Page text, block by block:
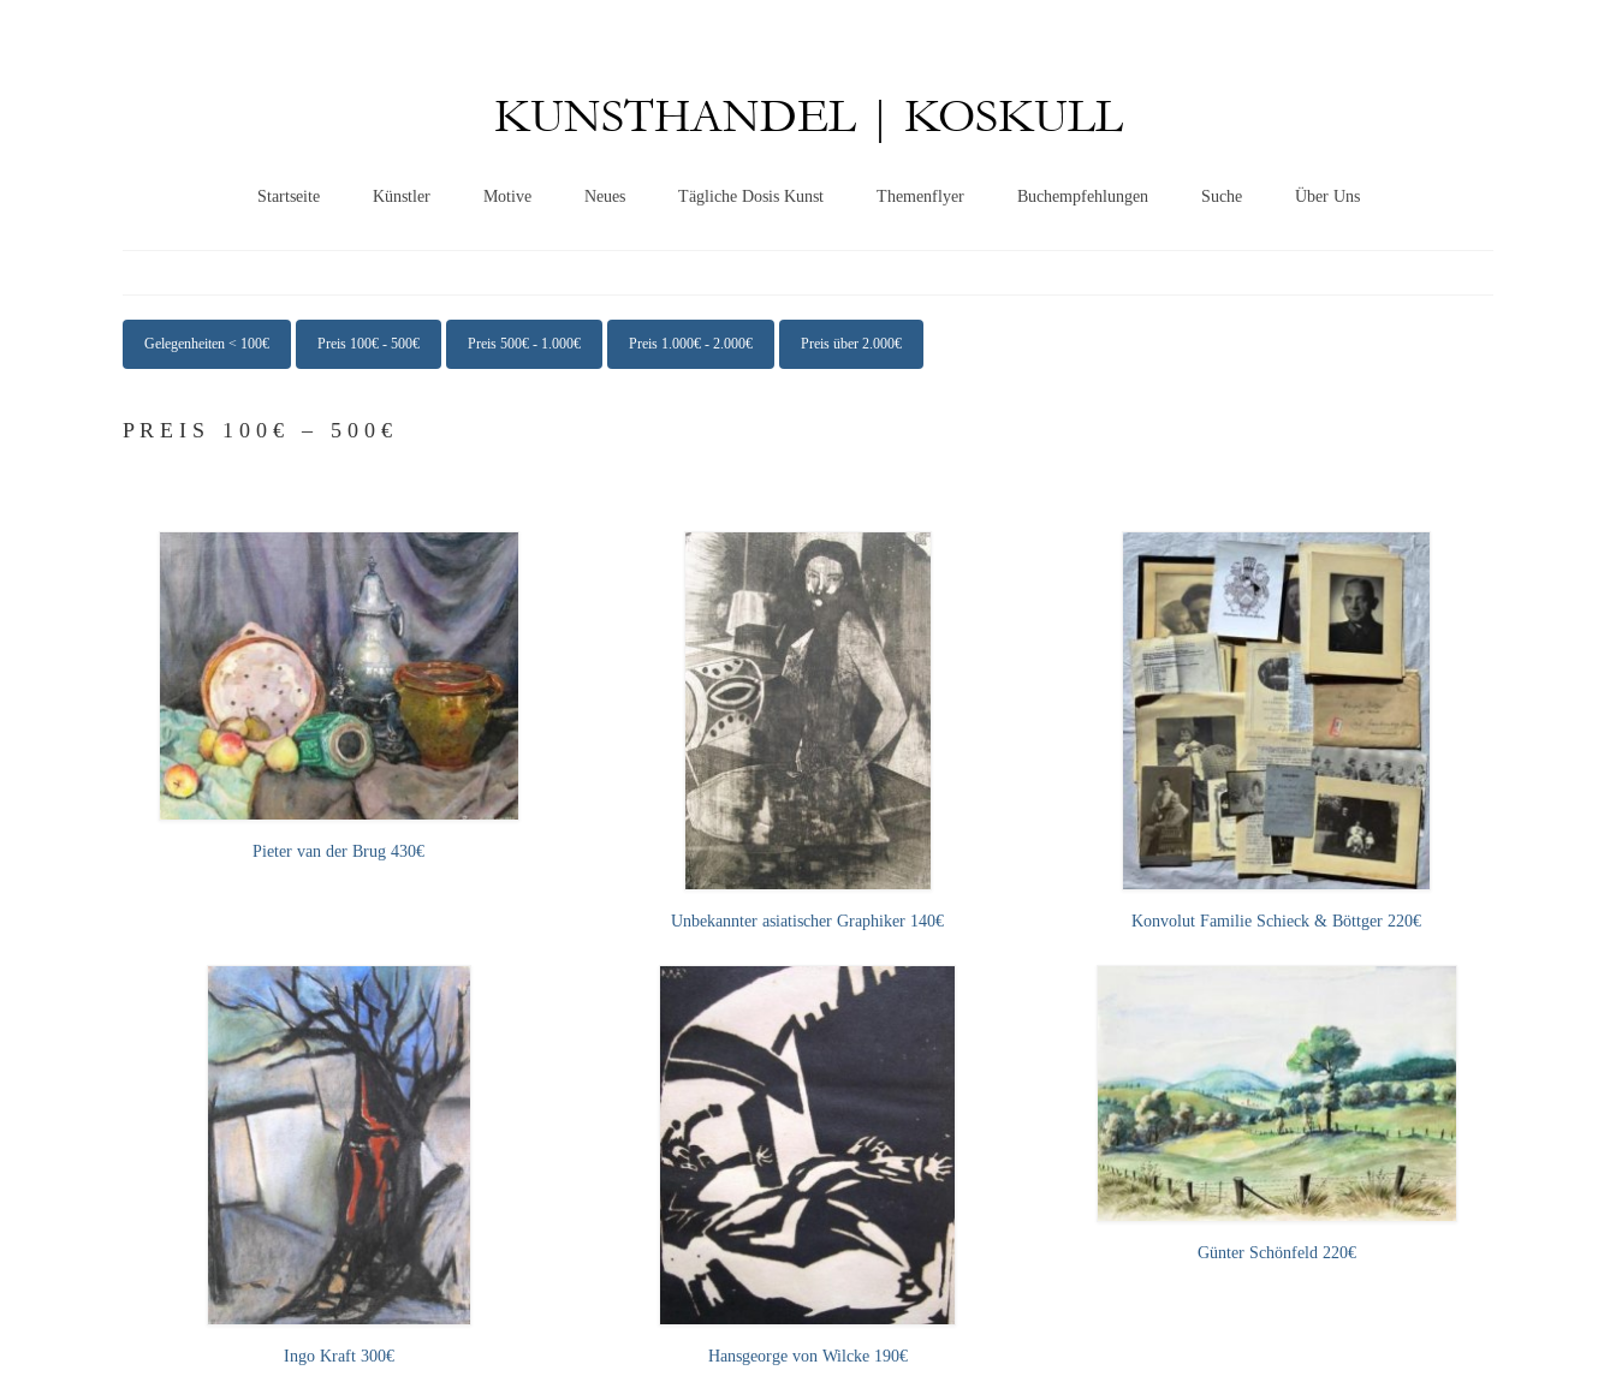
KUNSTHANDEL | KOSKULL
Startseite Künstler Motive Neues Tägliche Dosis Kunst Themenflyer Buchempfehlungen Suche Über Uns
Gelegenheiten < 100€ Preis 100€ - 500€ Preis 500€ - 1.000€ Preis 1.000€ - 2.000€ Preis über 2.000€
P R E I S 1 0 0 € – 5 0 0 €
Pieter van der Brug 430€
Unbekannter asiatischer Graphiker 140€ Konvolut Familie Schieck & Böttger 220€
Ingo Kraft 300€ Hansgeorge von Wilcke 190€
Günter Schönfeld 220€